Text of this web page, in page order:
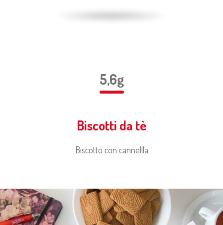
5,6g
Biscotti da tè
Biscotto con cannellla